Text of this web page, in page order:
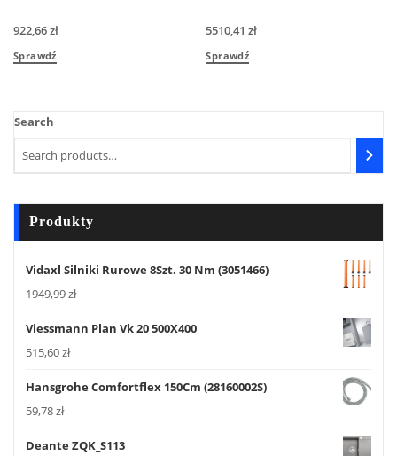
922,66zł
Sprawdź
5510,41zł
Sprawdź
Search
Produkty
Vidaxl Silniki Rurowe 8Szt. 30 Nm (3051466)
1949,99zł
Viessmann Plan Vk 20 500X400
515,60zł
Hansgrohe Comfortflex 150Cm (28160002S)
59,78zł
Deante ZQK_S113